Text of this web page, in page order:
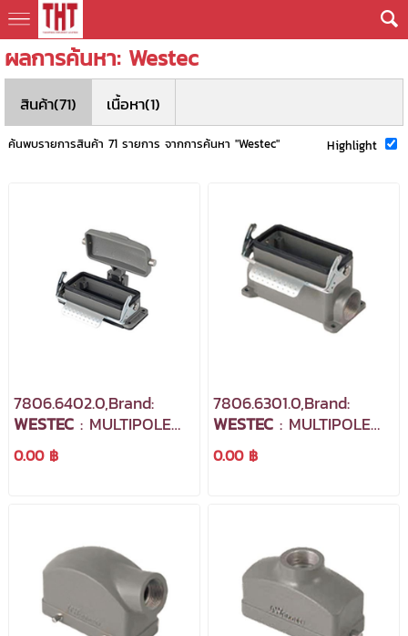
ผลการค้นหา: Westec
สินค้า(71) เนื้อหา(1)
Highlight
ค้นพบรายการสินค้า 71 รายการ จากการค้นหา "Westec"
7806.6402.0,Brand:
WESTEC : MULTIPOLE
INDUSTRIAL
CONNECTORS
0.00 ฿
7806.6301.0,Brand:
WESTEC : MULTIPOLE
INDUSTRIAL
CONNECTORS
0.00 ฿